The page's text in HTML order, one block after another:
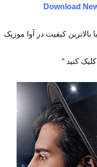
Download
با بالاترین کیفیت در آوا موزیک
کنید “